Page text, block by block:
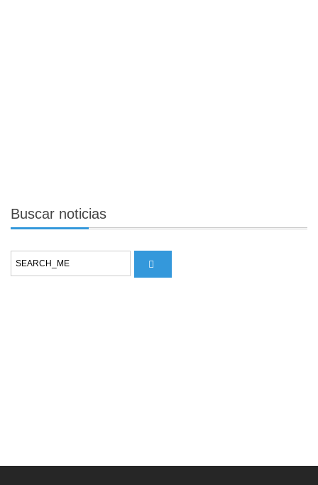
Buscar noticias